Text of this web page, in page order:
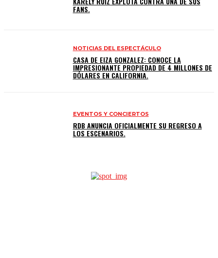
FANS.
NOTICIAS DEL ESPECTÁCULO
CASA DE EIZA GONZALEZ: CONOCE LA
IMPRESIONANTE PROPIEDAD DE 4 MILLONES DE
DÓLARES EN CALIFORNIA.
EVENTOS Y CONCIERTOS
RDB ANUNCIA OFICIALMENTE SU REGRESO A
LOS ESCENARIOS.